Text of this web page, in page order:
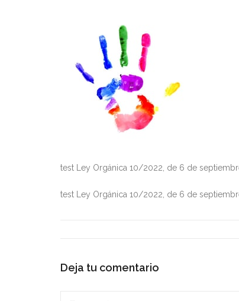
test Ley Orgánica 10/2022, de 6 de
test Ley Orgánica 10/2022, de 6 de
Deja tu comentario